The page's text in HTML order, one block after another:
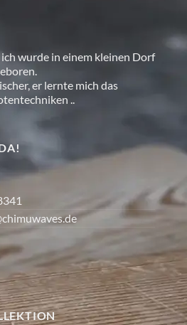
wurde in einem kleinen Dorf
er lernte mich das
..